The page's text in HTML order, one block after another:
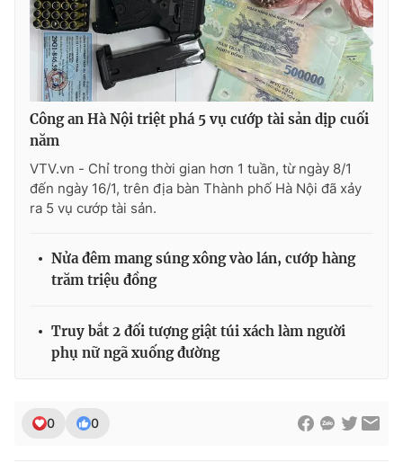
Ðiện thoại Thời báo VTV:024.66 897 897
Email:toasoan@vtv.vn
Liên hệ quảng cáo: 024-7300.7108
thuận bằng văn bản. Ghi rõ nguồn VTV.vn khi phát hành lại
thông tin từ website này.
Công an Hà Nội triệt phá 5 vụ cướp tài sản dịp cuối
năm
VTV.vn - Chỉ trong thời gian hơn 1 tuần, từ ngày 8/1
đến ngày 16/1, trên địa bàn Thành phố Hà Nội đã xảy
ra 5 vụ cướp tài sản.
Nửa đêm mang súng xông vào lán, cướp hàng
trăm triệu đồng
Truy bắt 2 đối tượng giật túi xách làm người
phụ nữ ngã xuống đường
0 0